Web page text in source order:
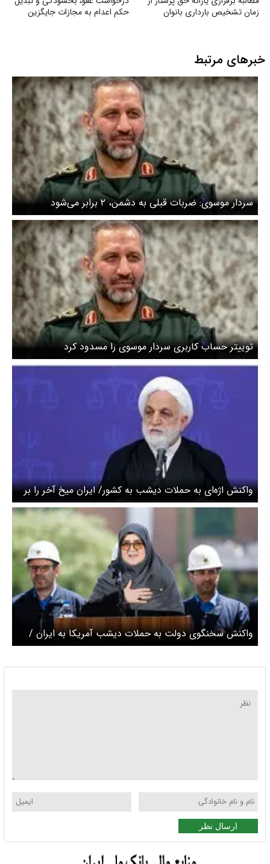
زمان تشخیص بارداری بانوان
حکم اعدام به مجازات جایگزین
خبرهای مرتبط
سردار موسوی: ضربات قبلی به دشمن، ۲ برابر می‌شود
توییتر حساب کاربری سردار موسوی را مسدود کرد
واکنش اژه‌ای به حملات دیشب به کشور/ ایران میخ آخر را بر
تابوت آمریکا خواهد زد
واکنش سخنگوی دولت به حملات دیشب آمریکا به ایران /
ایران استوار خواهد ماند
ارسال نظر